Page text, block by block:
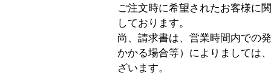
ご注文時に希望されたお客様に
しております。
尚、請求書は、営業時間内での
かかる場合等）によりましては
ざいます。